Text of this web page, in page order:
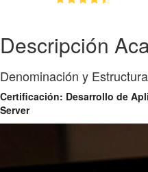
Descripción
Denominación y
Certificación: Desarrollo de
Server